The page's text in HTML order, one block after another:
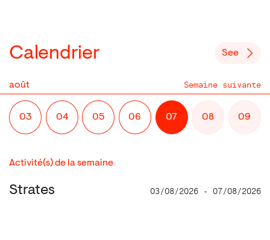
Calendrier See
août Semaine suivante
03 04 05 06 07 08 09
Activité(s) de la semaine
Strates 03/08/2026 - 07/08/2026